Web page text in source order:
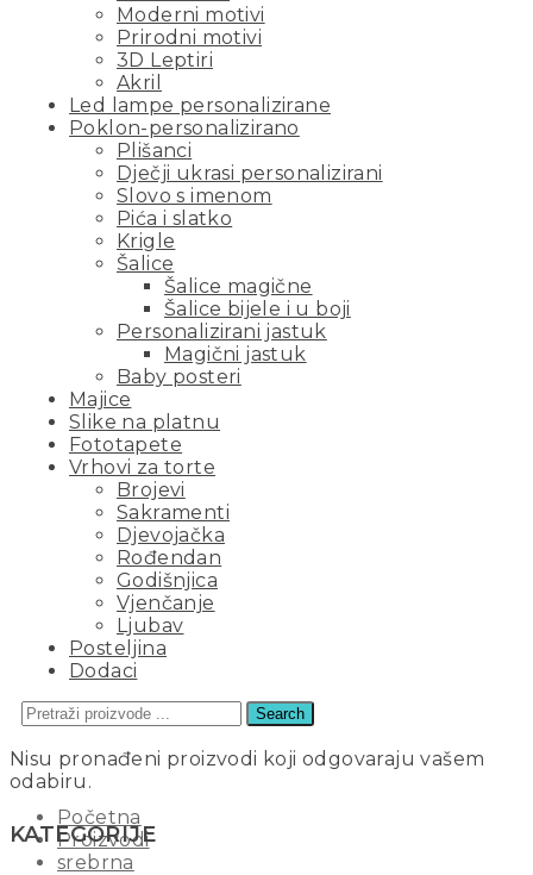
Moderni motivi
Prirodni motivi
3D Leptiri
Akril
Led lampe personalizirane
Poklon-personalizirano
Plišanci
Dječji ukrasi personalizirani
Slovo s imenom
Pića i slatko
Krigle
Šalice
Šalice magične
Šalice bijele i u boji
Personalizirani jastuk
Magični jastuk
Baby posteri
Majice
Slike na platnu
Fototapete
Vrhovi za torte
Brojevi
Sakramenti
Djevojačka
Rođendan
Godišnjica
Vjenčanje
Ljubav
Posteljina
Dodaci
Search
SREBRNA
Početna
Proizvodi
srebrna
Nisu pronađeni proizvodi koji odgovaraju vašem
odabiru.
KATEGORIJE